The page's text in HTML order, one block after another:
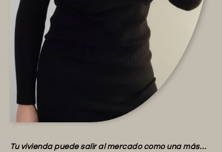
Tu vivienda puede salir al mercado como una más…